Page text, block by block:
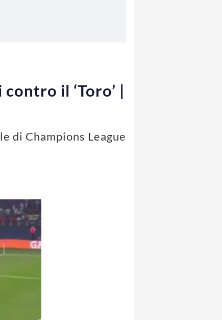
il ‘Toro’ |
di Champions League